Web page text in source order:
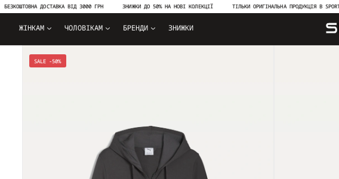
ДОСТАВКА ВІД 3000 ГРН ЗНИЖКИ ДО 50% НА НОВІ КОЛЕКЦІЇ ТІЛЬКИ ОРИГІНАЛЬНА ПРОДУКЦІЯ В SPORTCENTER
ЖІНКАМ ЧОЛОВІКАМ БРЕНДИ ЗНИЖКИ
SALE -50%